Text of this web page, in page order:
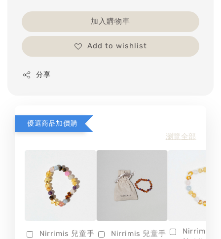
加入購物車
Add to wishlist
分享
優選商品加價購
瀏覽全部
Nirrimis 兒童手 Nirrimis 兒童手
Nirrimis